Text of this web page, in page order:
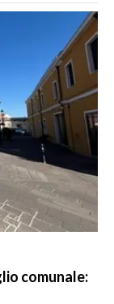
comunale: